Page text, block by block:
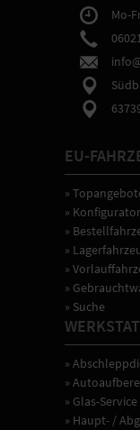
Mo-
EU-
»
» Konfigurator
»
»
»
»
» Suche
»
»
» Glas-Service
» Haupt- /